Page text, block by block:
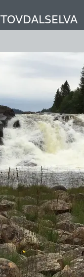
TOVDALSELVA